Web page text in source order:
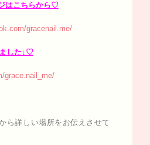
はこちらから♡
gracenail.me/
した↓♡
grace.nail_me/
ら詳しい場所をお伝えさせて